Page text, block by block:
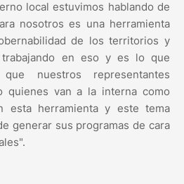
local estuvimos hablando de
nosotros es una herramienta
de los territorios y
en eso y es lo que
nuestros representantes
quienes van a la interna como
esta herramienta y este tema
generar sus programas de cara